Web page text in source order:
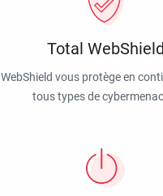
Total WebShield
WebShield vous protège en
tous types de